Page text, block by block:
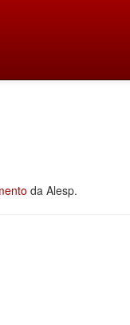
da Alesp.